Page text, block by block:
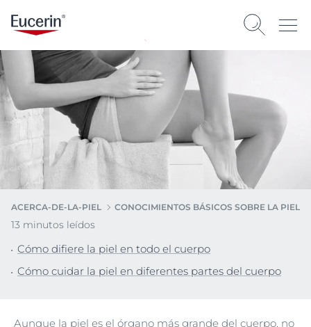
ACERCA-DE-LA-PIEL CONOCIMIENTOS BÁSICOS SOBRE LA PIEL
13 minutos leídos
Cómo difiere la piel en todo el cuerpo
Cómo cuidar la piel en diferentes partes del cuerpo
Aunque la piel es el órgano más grande del cuerpo, no